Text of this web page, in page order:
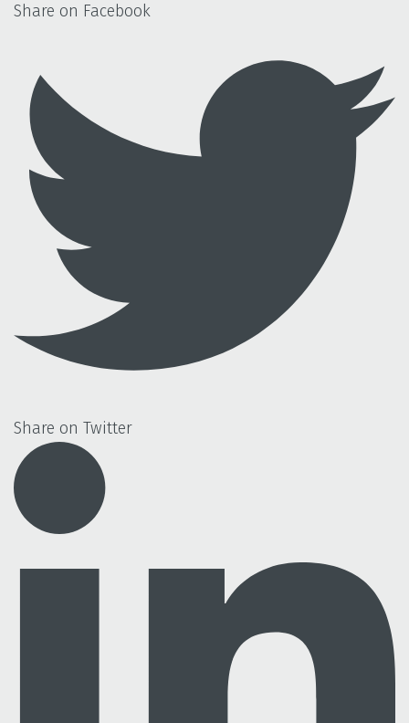
Share on Facebook
Share on Twitter